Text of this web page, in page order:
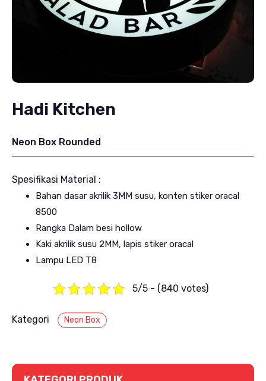
Hadi Kitchen
Neon Box Rounded
Spesifikasi Material :
Bahan dasar akrilik 3MM susu, konten stiker oracal
8500
Rangka Dalam besi hollow
Kaki akrilik susu 2MM, lapis stiker oracal
Lampu LED T8
5/5 - (840 votes)
Kategori Neon Box